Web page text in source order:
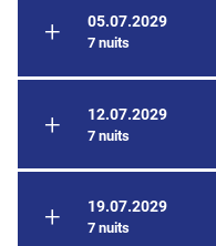
05.07.2029
7 nuits
12.07.2029
7 nuits
19.07.2029
7 nuits